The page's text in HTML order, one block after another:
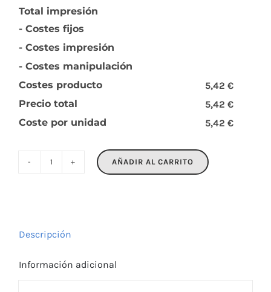
Total impresión
- Costes fijos
- Costes impresión
- Costes manipulación
Costes producto
5,42 €
Precio total
5,42 €
Coste por unidad
5,42 €
AÑADIR AL CARRITO
Descripción
Información adicional